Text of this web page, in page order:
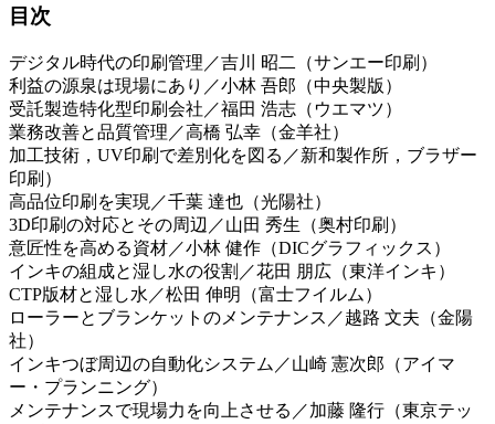
目次
デジタル時代の印刷管理／吉川 昭二（サンエー印刷）
利益の源泉は現場にあり／小林 吾郎（中央製版）
受託製造特化型印刷会社／福田 浩志（ウエマツ）
業務改善と品質管理／高橋 弘幸（金羊社）
加工技術，UV印刷で差別化を図る／新和製作所，ブラザー
印刷）
高品位印刷を実現／千葉 達也（光陽社）
3D印刷の対応とその周辺／山田 秀生（奥村印刷）
意匠性を高める資材／小林 健作（DICグラフィックス）
インキの組成と湿し水の役割／花田 朋広（東洋インキ）
CTP版材と湿し水／松田 伸明（富士フイルム）
ローラーとブランケットのメンテナンス／越路 文夫（金陽
社）
インキつぼ周辺の自動化システム／山崎 憲次郎（アイマ
ー・プランニング）
メンテナンスで現場力を向上させる／加藤 隆行（東京テッ